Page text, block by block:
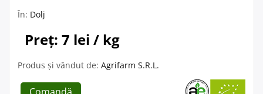
În: Dolj
Preț: 7 lei / kg
Produs și vândut de: Agrifarm S.R.L.
Comandă